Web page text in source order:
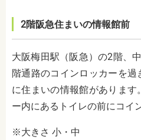
2階阪急住まいの情報館前
大阪梅田駅（阪急）の2階、
階通路のコインロッカーを
に住まいの情報館があります
ー内にあるトイレの前にコイ
※大きさ 小・中